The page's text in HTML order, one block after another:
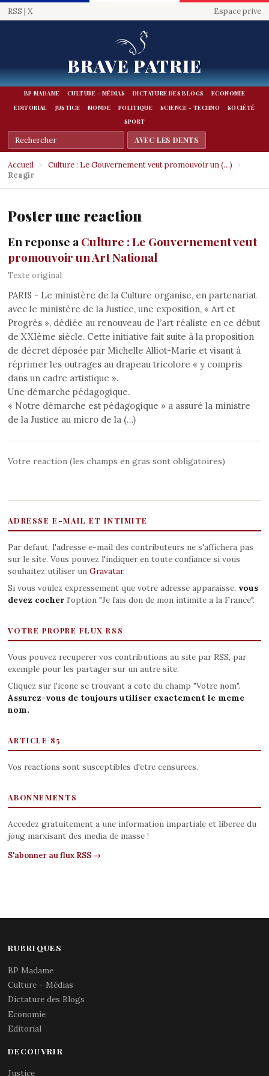
RSS | X Espace prive
BRAVE PATRIE
BP MADAME CULTURE - MÉDIAS DICTATURE DES BLOGS
ECONOMIE
EDITORIAL
JUSTICE MONDE POLITIQUE SCIENCE - TECHNO
SOCIÉTÉ
SPORT
Accueil › Culture : Le Gouvernement veut promouvoir un (…)
›
Reagir
Poster une reaction
En reponse a Culture : Le Gouvernement veut
promouvoir un Art National
Texte original
PARIS - Le ministère de la Culture organise, en partenariat
avec le ministère de la Justice, une exposition, « Art et
Progrès », dédiée au renouveau de l’art réaliste en ce début
de XXIème siècle. Cette initiative fait suite à la proposition
de décret déposée par Michelle Alliot-Marie et visant à
réprimer les outrages au drapeau tricolore « y compris
dans un cadre artistique ».
Une démarche pédagogique.
« Notre démarche est pédagogique » a assuré la ministre
de la Justice au micro de la (…)
Votre reaction (les champs en gras sont obligatoires)
ADRESSE E-MAIL ET INTIMITE
Par defaut, l'adresse e-mail des contributeurs ne s'affichera pas
sur le site. Vous pouvez l'indiquer en toute confiance si vous
souhaitez utiliser un Gravatar.
Si vous voulez expressement que votre adresse apparaisse, vous
devez cocherl'option "Je fais don de mon intimite a la France".
VOTRE PROPRE FLUX RSS
Vous pouvez recuperer vos contributions au site par RSS, par
exemple pour les partager sur un autre site.
Cliquez sur l'icone se trouvant a cote du champ "Votre nom".
Assurez-vous de toujours utiliser exactement le meme
nom.
ARTICLE 85
Vos reactions sont susceptibles d'etre censurees.
ABONNEMENTS
Accedez gratuitement a une information impartiale et liberee du
joug marxisant des media de masse !
S'abonner au flux RSS →
RUBRIQUES
BP Madame
Culture - Médias
Dictature des Blogs
Economie
Editorial
DECOUVRIR
Justice